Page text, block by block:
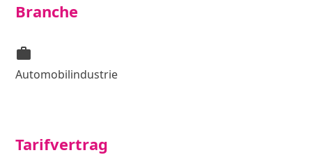
Branche
work
Automobilindustrie
Tarifvertrag